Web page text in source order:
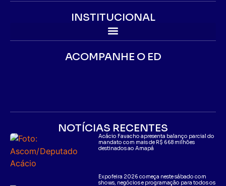
INSTITUCIONAL
ACOMPANHE O ED
NOTÍCIAS RECENTES
Acácio Favacho apresenta balanço parcial do
mandato com mais de R$ 668 milhões
destinados ao Amapá
Expofeira 2026 começa neste sábado com
shows, negócios e programação para todos os